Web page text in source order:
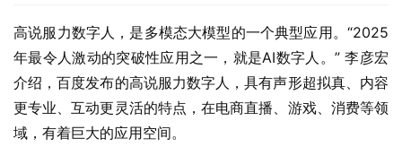
高说服力数字人，是多模态大模型的一个典型应用。“2025
年最令人激动的突破性应用之一，就是AI数字人。” 李彦宏
介绍，百度发布的高说服力数字人，具有声形超拟真、内容
更专业、互动更灵活的特点，在电商直播、游戏、消费等领
域，有着巨大的应用空间。